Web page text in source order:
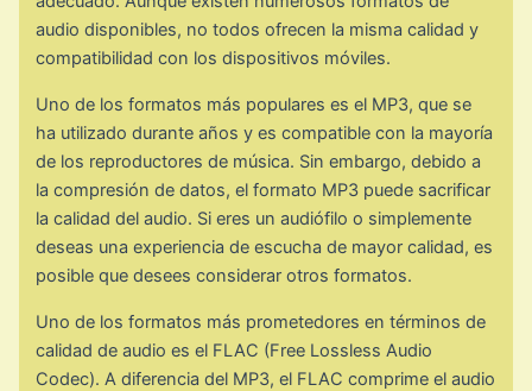
audio disponibles, no todos ofrecen la misma calidad y
compatibilidad con los dispositivos móviles.
Uno de los formatos más populares es el MP3, que se
ha utilizado durante años y es compatible con la mayoría
de los reproductores de música. Sin embargo, debido a
la compresión de datos, el formato MP3 puede sacrificar
la calidad del audio. Si eres un audiófilo o simplemente
deseas una experiencia de escucha de mayor calidad, es
posible que desees considerar otros formatos.
Uno de los formatos más prometedores en términos de
calidad de audio es el FLAC (Free Lossless Audio
Codec). A diferencia del MP3, el FLAC comprime el audio